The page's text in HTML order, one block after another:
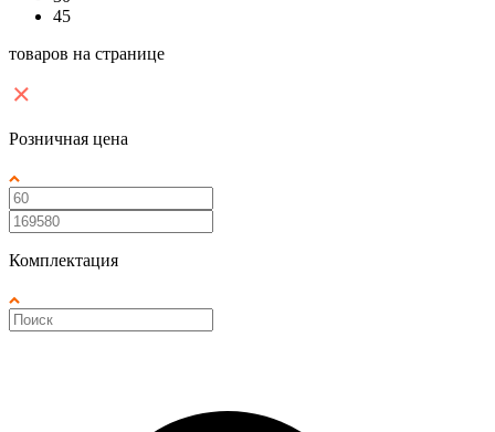
45
товаров на странице
Розничная цена
Комплектация